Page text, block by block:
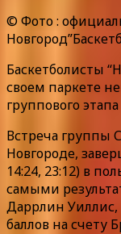
© Фото :
Баскетболисты
своем паркете
группового
Встреча группы
Новгороде,
14:24, 23:12) в
самыми
Даррлин Уиллис,
баллов на счету